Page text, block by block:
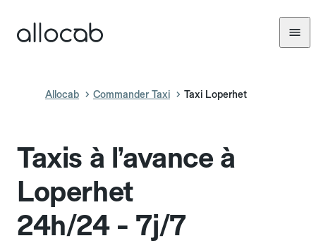
Allocab Commander Taxi Taxi Loperhet
Taxis à l’avance à
Loperhet
24h/24 - 7j/7